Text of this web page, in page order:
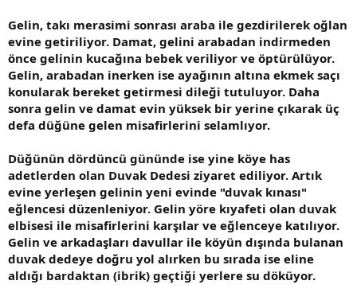
Gelin, takı merasimi sonrası araba ile gezdirilerek oğlan
evine getiriliyor. Damat, gelini arabadan indirmeden
önce gelinin kucağına bebek veriliyor ve öptürülüyor.
Gelin, arabadan inerken ise ayağının altına ekmek saçı
konularak bereket getirmesi dileği tutuluyor. Daha
sonra gelin ve damat evin yüksek bir yerine çıkarak üç
defa düğüne gelen misafirlerini selamlıyor.
Düğünün dördüncü gününde ise yine köye has
adetlerden olan Duvak Dedesi ziyaret ediliyor. Artık
evine yerleşen gelinin yeni evinde "duvak kınası"
eğlencesi düzenleniyor. Gelin yöre kıyafeti olan duvak
elbisesi ile misafirlerini karşılar ve eğlenceye katılıyor.
Gelin ve arkadaşları davullar ile köyün dışında bulanan
duvak dedeye doğru yol alırken bu sırada ise eline
aldığı bardaktan (ibrik) geçtiği yerlere su döküyor.